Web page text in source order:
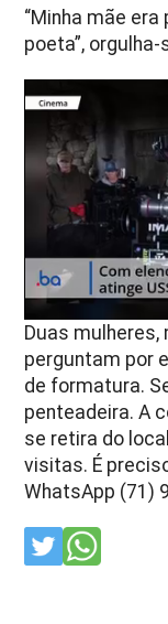
“Minha mãe
poeta”, orgulha-
Duas mulheres,
perguntam por
de formatura.
penteadeira. A
se retira do
visitas. É
WhatsApp (71)